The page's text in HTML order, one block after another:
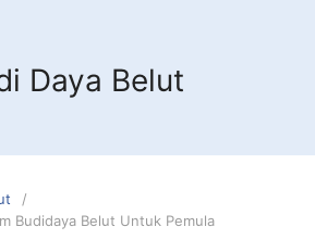
Daya Belut
Budidaya Belut Untuk Pemula